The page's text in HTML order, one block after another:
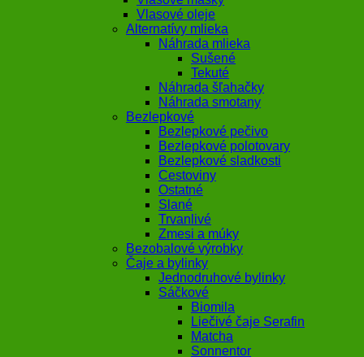
Vlasové oleje
Alternatívy mlieka
Náhrada mlieka
Sušené
Tekuté
Náhrada šľahačky
Náhrada smotany
Bezlepkové
Bezlepkové pečivo
Bezlepkové polotovary
Bezlepkové sladkosti
Cestoviny
Ostatné
Slané
Trvanlivé
Zmesi a múky
Bezobalové výrobky
Čaje a bylinky
Jednodruhové bylinky
Sáčkové
Biomila
Liečivé čaje Serafin
Matcha
Sonnentor